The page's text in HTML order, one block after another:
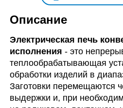
Описание
Электрическая печь
исполнения - это
теплообрабатывающая
обработки изделий в
Заготовки перемещаются
выдержки и, при